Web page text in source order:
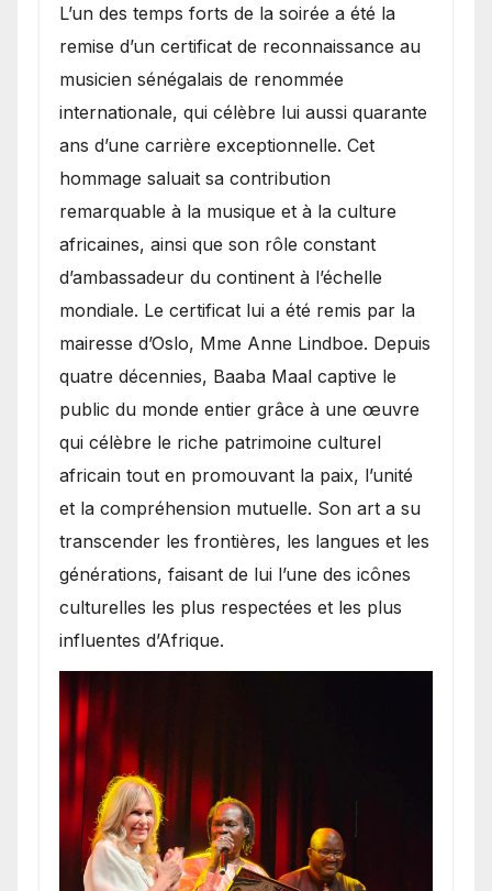
​L’un des temps forts de la soirée a été la
remise d’un certificat de reconnaissance au
musicien sénégalais de renommée
internationale, qui célèbre lui aussi quarante
ans d’une carrière exceptionnelle. Cet
hommage saluait sa contribution
remarquable à la musique et à la culture
africaines, ainsi que son rôle constant
d’ambassadeur du continent à l’échelle
mondiale. Le certificat lui a été remis par la
mairesse d’Oslo, Mme Anne Lindboe. Depuis
quatre décennies, Baaba Maal captive le
public du monde entier grâce à une œuvre
qui célèbre le riche patrimoine culturel
africain tout en promouvant la paix, l’unité
et la compréhension mutuelle. Son art a su
transcender les frontières, les langues et les
générations, faisant de lui l’une des icônes
culturelles les plus respectées et les plus
influentes d’Afrique.